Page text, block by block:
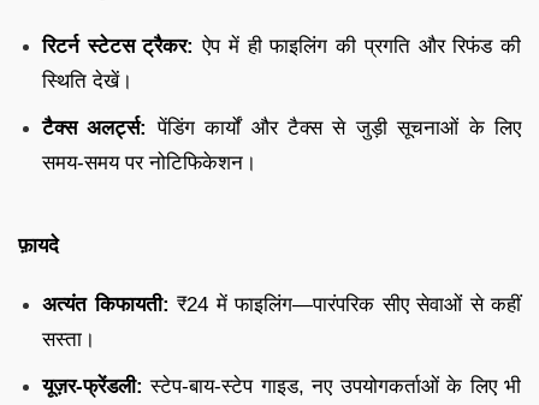
रिटर्न स्टेटस ट्रैकर: ऐप में ही फाइलिंग की प्रगति और रिफंड की
स्थिति देखें।
टैक्स अलर्ट्स: पेंडिंग कार्यों और टैक्स से जुड़ी सूचनाओं के लिए
समय-समय पर नोटिफिकेशन।
फ़ायदे
अत्यंत किफायती: ₹24 में फाइलिंग—पारंपरिक सीए सेवाओं से कहीं
सस्ता।
यूज़र-फ्रेंडली: स्टेप-बाय-स्टेप गाइड, नए उपयोगकर्ताओं के लिए भी